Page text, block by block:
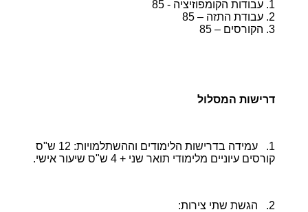
1. עבודות הקומפוזיציה - 85
2. עבודת התזה – 85
3. הקורסים – 85
דרישות המסלול
1. עמידה בדרישות הלימודים וההשתלמויות: 12 ש"ס
קורסים עיוניים מלימודי תואר שני + 4 ש"ס שיעור אישי.
2. הגשת שתי צירות: